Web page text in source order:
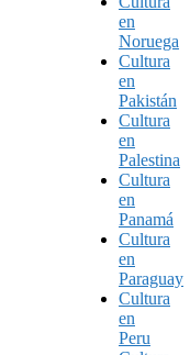
en
Noruega
Cultura
en
Pakistán
Cultura
en
Palestina
Cultura
en
Panamá
Cultura
en
Paraguay
Cultura
en
Peru